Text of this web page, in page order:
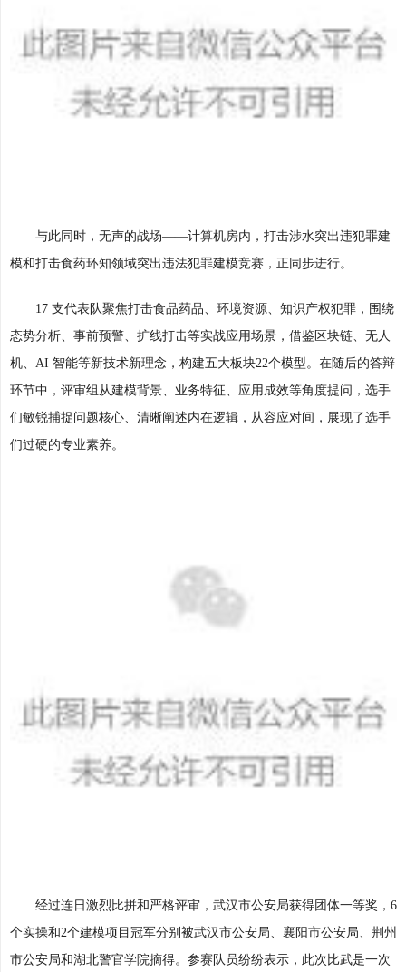
与此同时，无声的战场——计算机房内，打击涉水突出违犯罪建
模和打击食药环知领域突出违法犯罪建模竞赛，正同步进行。
17 支代表队聚焦打击食品药品、环境资源、知识产权犯罪，围绕
态势分析、事前预警、扩线打击等实战应用场景，借鉴区块链、无人
机、AI 智能等新技术新理念，构建五大板块22个模型。在随后的答辩
环节中，评审组从建模背景、业务特征、应用成效等角度提问，选手
们敏锐捕捉问题核心、清晰阐述内在逻辑，从容应对间，展现了选手
们过硬的专业素养。
经过连日激烈比拼和严格评审，武汉市公安局获得团体一等奖，6
个实操和2个建模项目冠军分别被武汉市公安局、襄阳市公安局、荆州
市公安局和湖北警官学院摘得。参赛队员纷纷表示，此次比武是一次